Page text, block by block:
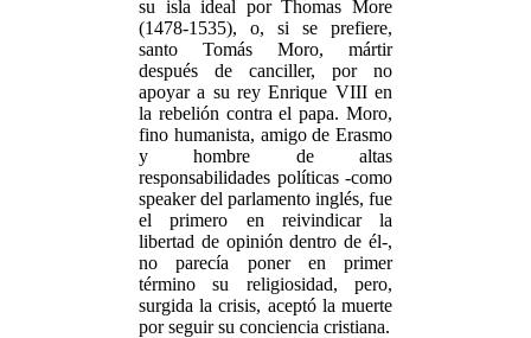
su isla ideal por Thomas More
(1478-1535), o, si se prefiere,
santo Tomás Moro, mártir
después de canciller, por no
apoyar a su rey Enrique VIII en
la rebelión contra el papa. Moro,
fino humanista, amigo de Erasmo
y hombre de altas
responsabilidades políticas -como
speaker del parlamento inglés, fue
el primero en reivindicar la
libertad de opinión dentro de él-,
no parecía poner en primer
término su religiosidad, pero,
surgida la crisis, aceptó la muerte
por seguir su conciencia cristiana.